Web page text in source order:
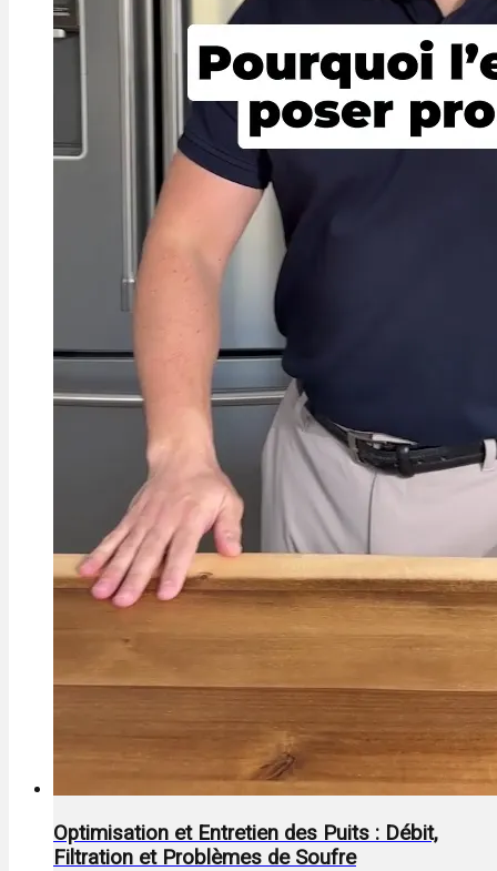
Optimisation et Entretien des Puits : Débit,
Filtration et Problèmes de Soufre